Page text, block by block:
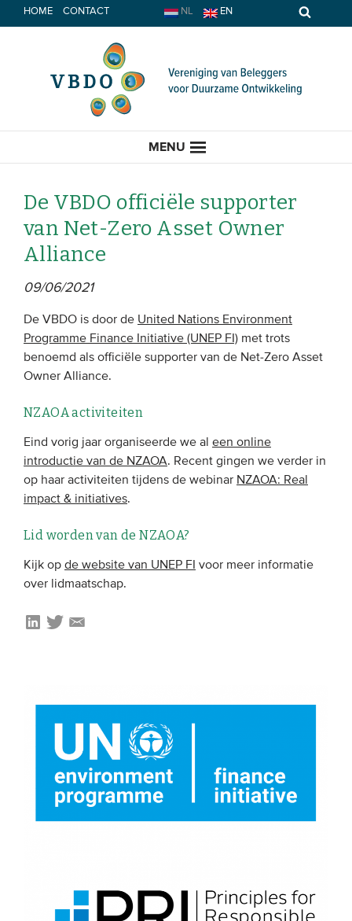
Spring
naar
HOME CONTACT NL EN
MENU
HOME
Nieuws
Opinie
Publicaties
Webinars
Onze leden
Team
Bestuur
Partners & netwerken
Benchmarking
De VBDO officiële supporter
van Net-Zero Asset Owner
Alliance
09/06/2021
De VBDO is door de United Nations Environment
Programme Finance Initiative (UNEP FI) met trots
benoemd als officiële supporter van de Net-Zero Asset
Owner Alliance.
NZAOA activiteiten
Eind vorig jaar organiseerde we al een online
introductie van de NZAOA. Recent gingen we verder in
op haar activiteiten tijdens de webinar NZAOA: Real
impact & initiatives.
Lid worden van de NZAOA?
Kijk op de website van UNEP FI voor meer informatie
over lidmaatschap.